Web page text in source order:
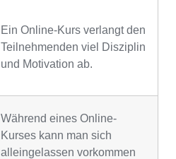
Ein Online-Kurs verlangt den
Teilnehmenden viel Disziplin
und Motivation ab.
Während eines Online-
Kurses kann man sich
alleingelassen vorkommen